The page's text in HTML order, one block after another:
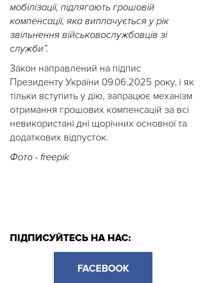
мобілізації, підлягають грошовій
компенсації, яка виплачується у рік
звільнення військовослужбовців зі
служби”.
Закон направлений на підпис
Президенту України 09.06.2025 року, і як
тільки вступить у дію, запрацює механізм
отримання грошових компенсацій за всі
невикористані дні щорічних основної та
додаткових відпусток.
Фото - freepik
ПІДПИСУЙТЕСЬ НА НАС:
FACEBOOK